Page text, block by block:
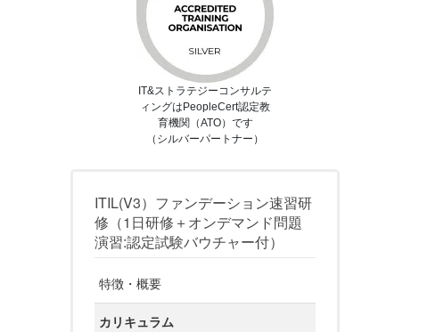
IT&ストラテジーコンサルテ
ィングはPeopleCert認定教
育機関（ATO）です
（シルバーパートナー）
ITIL(V3）ファンデーション速習研
修（1日研修＋オンデマンド問題
演習:認定試験バウチャー付）
特徴・概要
カリキュラム